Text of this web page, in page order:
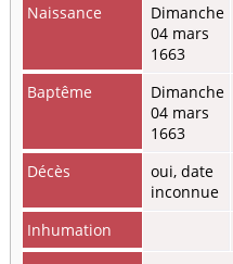
Naissance
Dimanche
04 mars
1663
Baptême
Dimanche
04 mars
1663
Décès
oui, date
inconnue
Inhumation